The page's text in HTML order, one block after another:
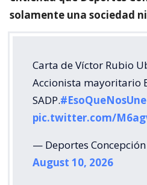
solamente una sociedad
Carta de Víctor Rubio
Accionista mayoritario
SADP.#EsoQueNosUne
pic.twitter.com/
— Deportes Concepción
August 10, 2026